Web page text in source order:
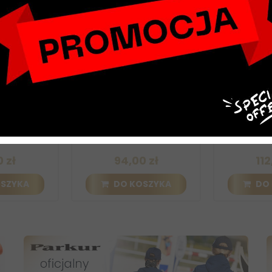
czarne
Finja czarne
DO KOSZYKA
Kalosze z
DO